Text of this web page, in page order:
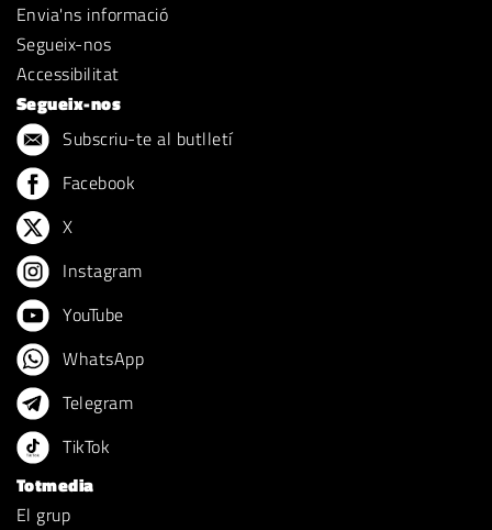
Envia'ns informació
Segueix-nos
Accessibilitat
Segueix-nos
Subscriu-te al butlletí
Facebook
X
Instagram
YouTube
WhatsApp
Telegram
TikTok
Totmedia
El grup